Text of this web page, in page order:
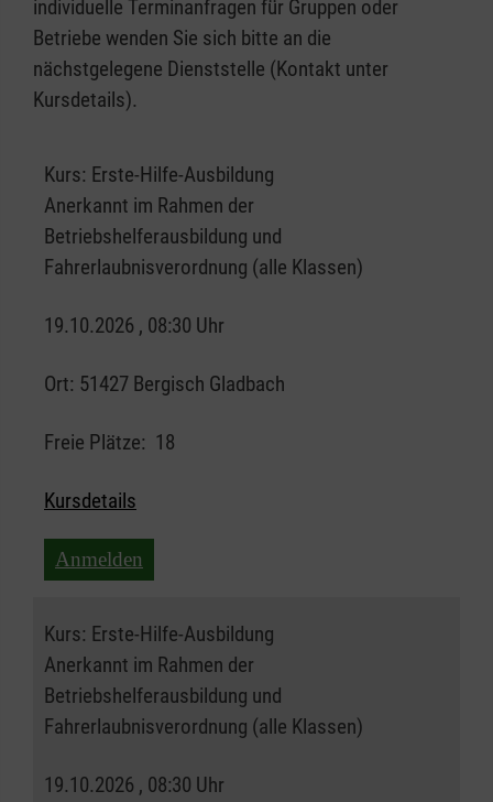
individuelle Terminanfragen für Gruppen oder
Betriebe wenden Sie sich bitte an die
nächstgelegene Dienststelle (Kontakt unter
Kursdetails).
Kurs: Erste-Hilfe-Ausbildung
Anerkannt im Rahmen der
Betriebshelferausbildung und
Fahrerlaubnisverordnung (alle Klassen)
19.10.2026 , 08:30 Uhr
Ort: 51427 Bergisch Gladbach
Freie Plätze: 18
Kursdetails
Anmelden
Kurs: Erste-Hilfe-Ausbildung
Anerkannt im Rahmen der
Betriebshelferausbildung und
Fahrerlaubnisverordnung (alle Klassen)
19.10.2026 , 08:30 Uhr